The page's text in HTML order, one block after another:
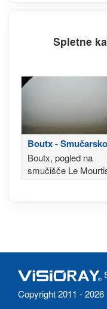
Spletne
Boutx - Smučarsko
središče Le Mourtis
Boutx, pogled na
smučišče Le
Pirenejih
Copyright 2011 - 2026